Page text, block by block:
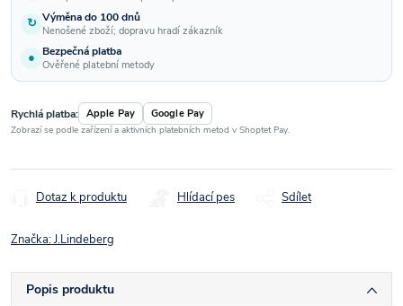
↻ Výměna do 100 dnů
Nenošené zboží; dopravu hradí zákazník
● Bezpečná platba
Ověřené platební metody
Rychlá platba: Apple Pay Google Pay
Zobrazí se podle zařízení a aktivních platebních metod v Shoptet Pay.
Dotaz k produktu Hlídací pes Sdílet
Značka:J.Lindeberg
Popis produktu